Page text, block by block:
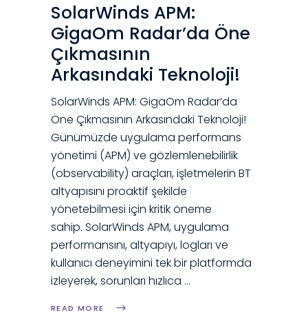
SolarWinds APM:
GigaOm Radar’da Öne
Çıkmasının
Arkasındaki Teknoloji!
SolarWinds APM: GigaOm Radar’da
Öne Çıkmasının Arkasındaki Teknoloji!
Günümüzde uygulama performans
yönetimi (APM) ve gözlemlenebilirlik
(observability) araçları, işletmelerin BT
altyapısını proaktif şekilde
yönetebilmesi için kritik öneme
sahip. SolarWinds APM, uygulama
performansını, altyapıyı, logları ve
kullanıcı deneyimini tek bir platformda
izleyerek, sorunları hızlıca
READ MORE